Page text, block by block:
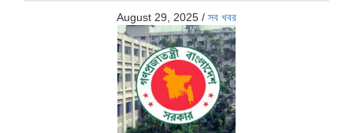
August 29, 2025 / সব খবর